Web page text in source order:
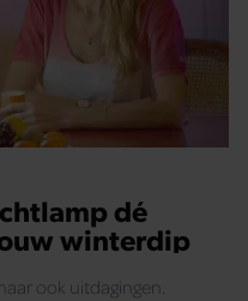
dé
winterdip
ook uitdagingen.